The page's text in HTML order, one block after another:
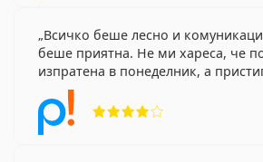
Всичко беше лесно и
беше приятна. Не ми хареса, че
изпратена в понеделник, а